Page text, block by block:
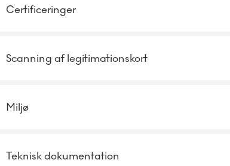
Certificeringer
Scanning af legitimationskort
Miljø
Teknisk dokumentation